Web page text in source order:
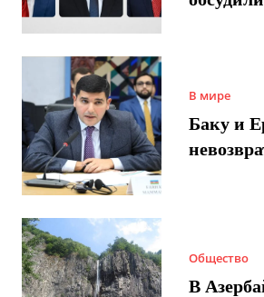
В мире
Баку и
Общество
В